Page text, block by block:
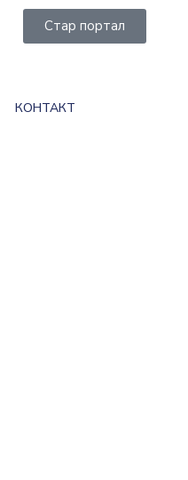
Стар портал
КОНТАКТ